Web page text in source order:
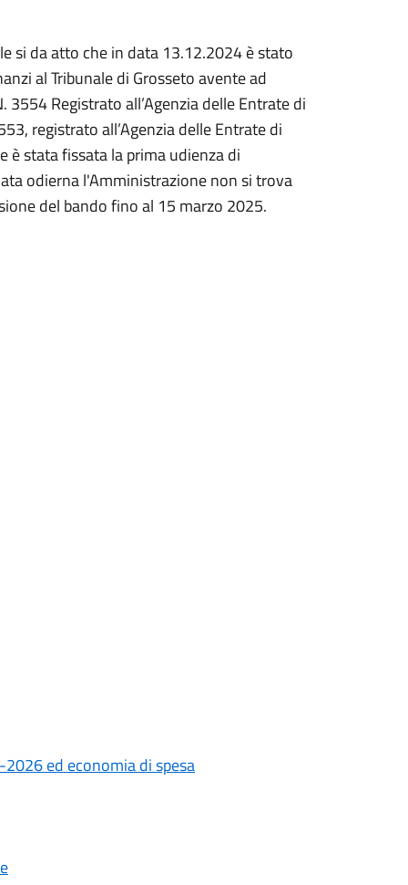
si da atto che in data 13.12.2024 è stato
al Tribunale di Grosseto avente ad
Registrato all’Agenzia delle Entrate di
registrato all’Agenzia delle Entrate di
è stata fissata la prima udienza di
odierna l'Amministrazione non si trova
del bando fino al 15 marzo 2025.
ed economia di spesa